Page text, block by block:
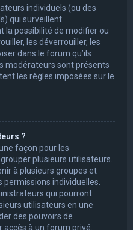
individuels (ou des
qui surveillent
la possibilité de modifier ou
les déverrouiller, les
dans le forum qu’ils
modérateurs sont présents
les règles imposées sur le
?
façon pour les
plusieurs utilisateurs.
à plusieurs groupes et
individuelles.
qui pourront
utilisateurs en une
des pouvoirs de
à un forum privé.